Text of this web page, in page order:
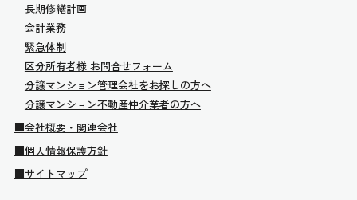
長期修繕計画
会計業務
緊急体制
区分所有者様 お問合せフォーム
分譲マンション管理会社をお探しの方へ
分譲マンション不動産仲介業者の方へ
■会社概要・関連会社
■個人情報保護方針
■サイトマップ